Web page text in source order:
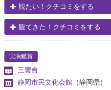
観たい！クチコミをする
観てきた！クチコミをする
実演鑑賞
三響會
静岡市民文化会館 （静岡県）